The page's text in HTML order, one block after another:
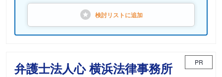
検討リストに追加
弁護士法人心 横浜法律事務所 PR